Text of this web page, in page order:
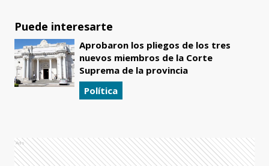
Puede interesarte
Aprobaron los pliegos de los tres
nuevos miembros de la Corte
Suprema de la provincia
Política
Ads